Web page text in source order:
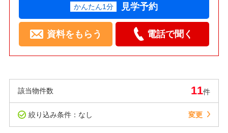
かんたん1分 見学予約
資料をもらう 電話で聞く
該当物件数 11件
絞り込み条件：なし 変更